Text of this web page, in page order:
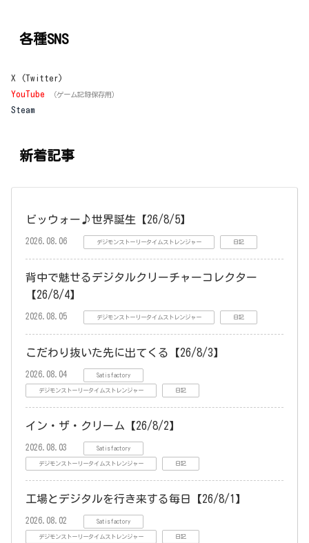
各種SNS
X (Twitter)
YouTube
（ゲーム記録保存用）
Steam
新着記事
ビッウォー♪世界誕生【26/8/5】
2026.08.06 デジモンストーリータイムストレンジャー 日記
背中で魅せるデジタルクリーチャーコレクター
【26/8/4】
2026.08.05 デジモンストーリータイムストレンジャー 日記
こだわり抜いた先に出てくる【26/8/3】
2026.08.04 Satisfactory
デジモンストーリータイムストレンジャー 日記
イン・ザ・クリーム【26/8/2】
2026.08.03 Satisfactory
デジモンストーリータイムストレンジャー 日記
工場とデジタルを行き来する毎日【26/8/1】
2026.08.02 Satisfactory
デジモンストーリータイムストレンジャー 日記